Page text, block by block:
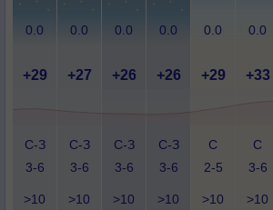
0.0 0.0 0.0 0.0 0.0 0.0
+29 +27 +26 +26 +29 +33
С-З
3-6
С-З
3-6
С-З
3-6
С-З
3-6
С
2-5
С
3-6
>10 >10 >10 >10 >10 >10